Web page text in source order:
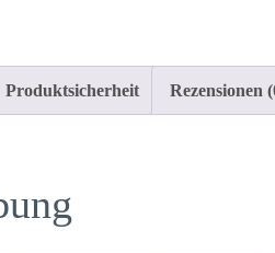
Produktsicherheit Rezensionen